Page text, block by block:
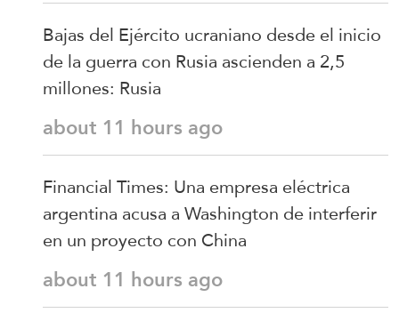
Bajas del Ejército ucraniano desde el inicio
de la guerra con Rusia ascienden a 2,5
millones: Rusia
about 11 hours ago
Financial Times: Una empresa eléctrica
argentina acusa a Washington de interferir
en un proyecto con China
about 11 hours ago